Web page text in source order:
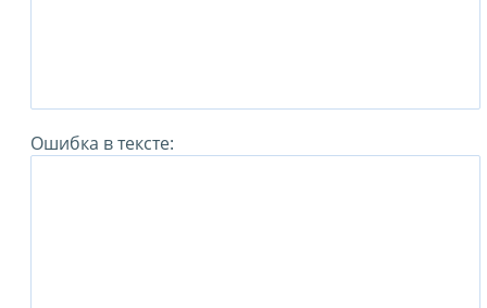
Ошибка в тексте: